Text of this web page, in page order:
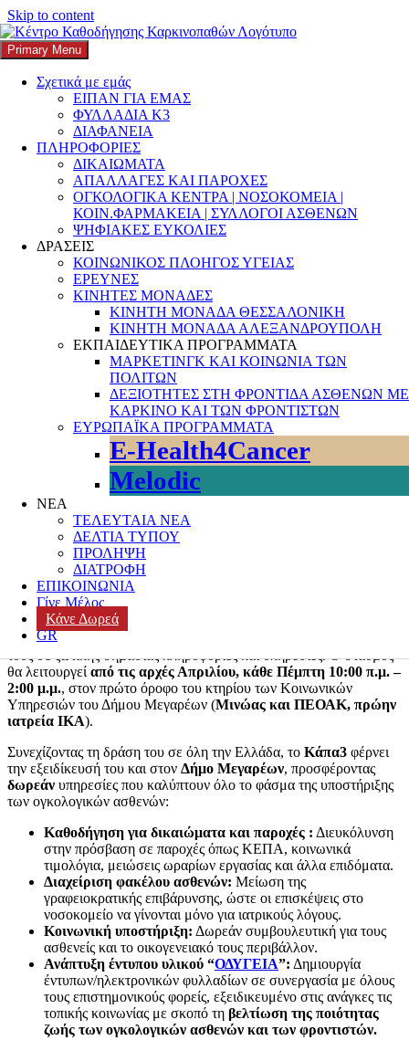
Skip to content
K3
ΚΕΝΤΡΟ ΚΑΘΟΔΗΓΗΣΗΣ ΚΑΡΚΙΝΟΠΑΘΩΝ
Primary Menu
Σχετικά με εμάς
ΕΙΠΑΝ ΓΙΑ ΕΜΑΣ
ΦΥΛΛΑΔΙΑ Κ3
ΔΙΑΦΑΝΕΙΑ
ΠΛΗΡΟΦΟΡΙΕΣ
ΔΙΚΑΙΩΜΑΤΑ
ΑΠΑΛΛΑΓΕΣ ΚΑΙ ΠΑΡΟΧΕΣ
ΟΓΚΟΛΟΓΙΚΑ ΚΕΝΤΡΑ | ΝΟΣΟΚΟΜΕΙΑ |
ΚΟΙΝ.ΦΑΡΜΑΚΕΙΑ | ΣΥΛΛΟΓΟΙ ΑΣΘΕΝΩΝ
ΨΗΦΙΑΚΕΣ ΕΥΚΟΛΙΕΣ
ΔΡΑΣΕΙΣ
ΚΟΙΝΩΝΙΚΟΣ ΠΛΟΗΓΟΣ ΥΓΕΙΑΣ
ΕΡΕΥΝΕΣ
ΚΙΝΗΤΕΣ ΜΟΝΑΔΕΣ
ΚΙΝΗΤΗ ΜΟΝΑΔΑ ΘΕΣΣΑΛΟΝΙΚΗ
ΚΙΝΗΤΗ ΜΟΝΑΔΑ ΑΛΕΞΑΝΔΡΟΥΠΟΛΗ
ΕΚΠΑΙΔΕΥΤΙΚΑ ΠΡΟΓΡΑΜΜΑΤΑ
ΜΑΡΚΕΤΙΝΓΚ ΚΑΙ ΚΟΙΝΩΝΙΑ ΤΩΝ
ΠΟΛΙΤΩΝ
ΔΕΞΙΟΤΗΤΕΣ ΣΤΗ ΦΡΟΝΤΙΔΑ ΑΣΘΕΝΩΝ ΜΕ
ΚΑΡΚΙΝΟ ΚΑΙ ΤΩΝ ΦΡΟΝΤΙΣΤΩΝ
ΕΥΡΩΠΑΪΚΑ ΠΡΟΓΡΑΜΜΑΤΑ
E-Health4Cancer
Melodic
ΝΕΑ
ΤΕΛΕΥΤΑΙΑ ΝΕΑ
ΔΕΛΤΙΑ ΤΥΠΟΥ
ΠΡΟΛΗΨΗ
ΔΙΑΤΡΟΦΗ
ΕΠΙΚΟΙΝΩΝΙΑ
Γίνε Μέλος
Κάνε Δωρεά
GR
Search
Αναζήτηση για:
Ετικέτα:Συμφωνο
συνεργασιας
Νέος Συμβουλευτικός Σταθμός
Καθοδήγησης Καρκινοπαθών στον Δήμο
Μεγαρέων από το Καπα3
Posted on 2 Απριλίου, 2025Authork3-editorCategories
ΑΠΑΛΛΑΓΕΣ & ΠΑΡΟΧΕΣ
, ΔΙΚΑΙΩΜΑΤΑ,Δικαιώματα Ασθενών
ΕΘΕΛΟΝΤΙΣΜΟΣ,ΕΛΛΑΔΑ,ΕΝΗΜΕΡΩΣΗ,ΕΞΕΛΙΞΕΙΣ
ΚΟΙΝΩΝΙΚΗ ΕΥΘΥΝΗ,ΚΟΙΝΩΝΙΚΗ
ΠΡΟΣΤΑΣΙΑ,ΜΕΛΕΤΕΣ,ΟΓΚΟΛΟΓΙΚΟΙ ΑΣΘΕΝΕΙΣ
ΠΛΗΡΟΦΟΡΙΕΣ,ΠΟΙΟΤΗΤΑ ΣΤΗΝ ΟΓΚΟΛΟΓΙΚΗ
ΠΡΟΓΡΑΜΜΑ ΥΠΟΣΤΗΡΙΞΗΣ
ΠΡΟΣΒΑΣΙΜΟΤΗΤΑ,ΣΥΜΦΩΝΗΤΙΚΟ ΣΥΝΕΡΓΑΣΙΑΣ,
ΤΡΙΤΗ ΗΛΙΚΙΑ,ΥΓΕΙΑ,ΦΑΡΜΑΚΑ –
ΕΞΕΤΑΣΕΙΣ,ΦΡΟΝΤΙΣΤΕΣTagsΜεγαρα,συμβουλετικός
Συμφωνο συνεργασιας5 Comments
Το Κέντρο Καθοδήγησης Καρκινοπαθών – Κάπα3
συνεργασία με τονΔήμο Μεγαρέων
υποστήριξης των ογκολογικών ασθενών, εγκαινιάζοντας τη
λειτουργία τουΝέου Συμβουλευτικού Σταθμού Καθοδήγησης
Καρκινοπαθώνστα Μέγαρα.
Η νέα αυτή δομή αποτελεί μέρος του οράματος του
από το 2020 προσφέρει πολύπλευρη καθοδήγηση σε ασθενείς με
καρκίνο και τις οικογένειές τους, διασφαλίζοντας την πρόσβασή
τους σε ζωτικής σημασίας πληροφορίες και υπηρεσίες. Ο σταθμός
θα λειτουργεί από τις αρχές Απριλίου, κάθε Πέμπτη 10:00 π.μ. –
2:00 μ.μ., στον πρώτο όροφο του κτηρίου των Κοινωνικών
Υπηρεσιών του Δήμου Μεγαρέων (Μινώας και ΠΕΟΑΚ, πρώην
ιατρεία ΙΚΑ).
Συνεχίζοντας τη δράση του σε όλη την Ελλάδα, το Κάπα3 φέρνει
την εξειδίκευσή του και στον Δήμο Μεγαρέων, προσφέροντας
δωρεάν υπηρεσίες που καλύπτουν όλο το φάσμα της υποστήριξης
των ογκολογικών ασθενών:
Καθοδήγηση για δικαιώματα και παροχές : Διευκόλυνση
στην πρόσβαση σε παροχές όπως ΚΕΠΑ, κοινωνικά
τιμολόγια, μειώσεις ωραρίων εργασίας και άλλα επιδόματα.
Διαχείριση φακέλου ασθενών: Μείωση της
γραφειοκρατικής επιβάρυνσης, ώστε οι επισκέψεις στο
νοσοκομείο να γίνονται μόνο για ιατρικούς λόγους.
Κοινωνική υποστήριξη: Δωρεάν συμβουλευτική για τους
ασθενείς και το οικογενειακό τους περιβάλλον.
Ανάπτυξη έντυπου υλικού “ΟΔΥΓΕΙΑ”: Δημιουργία
έντυπων/ηλεκτρονικών φυλλαδίων σε συνεργασία με όλους
τους επιστημονικούς φορείς, εξειδικευμένο στις ανάγκες τις
τοπικής κοινωνίας με σκοπό τη βελτίωση της ποιότητας
ζωής των ογκολογικών ασθενών και των φροντιστών.